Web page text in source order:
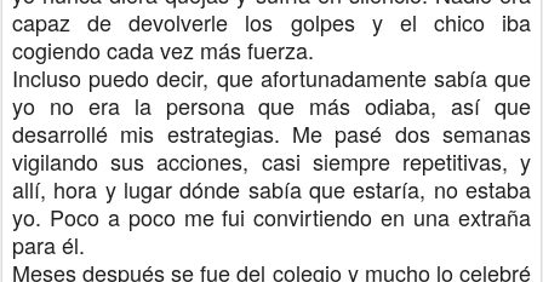
capaz de devolverle los golpes y el chico iba
cogiendo cada vez más fuerza.
Incluso puedo decir, que afortunadamente sabía que
yo no era la persona que más odiaba, así que
desarrollé mis estrategias. Me pasé dos semanas
vigilando sus acciones, casi siempre repetitivas, y
allí, hora y lugar dónde sabía que estaría, no estaba
yo. Poco a poco me fui convirtiendo en una extraña
para él.
Meses después se fue del colegio y mucho lo celebré